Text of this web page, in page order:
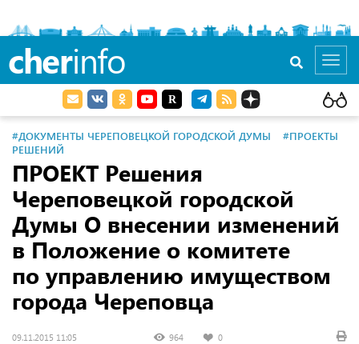
cherinfo
#ДОКУМЕНТЫ ЧЕРЕПОВЕЦКОЙ ГОРОДСКОЙ ДУМЫ
#ПРОЕКТЫ
РЕШЕНИЙ
ПРОЕКТ Решения
Череповецкой городской
Думы О внесении изменений
в Положение о комитете
по управлению имуществом
города Череповца
09.11.2015 11:05 964 0